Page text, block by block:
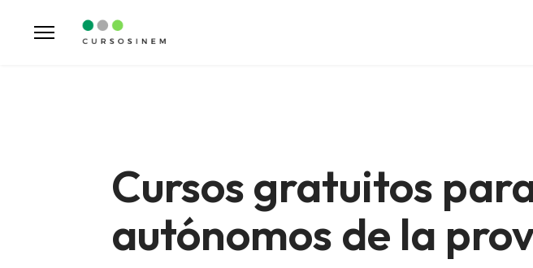
Cursos gratuitos
autónomos de la